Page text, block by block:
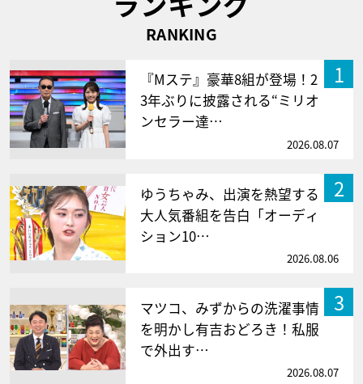
RANKING
1
『Mステ』豪華8組が登場！2
3年ぶりに披露される“ミリオ
ンセラー達…
2026.08.07
2
ゆうちゃみ、出演を熱望する
大人気番組を告白「オーディ
ション10…
2026.08.06
3
マツコ、みずからの洗濯事情
を明かし有吉おどろき！私服
で外出す…
2026.08.07